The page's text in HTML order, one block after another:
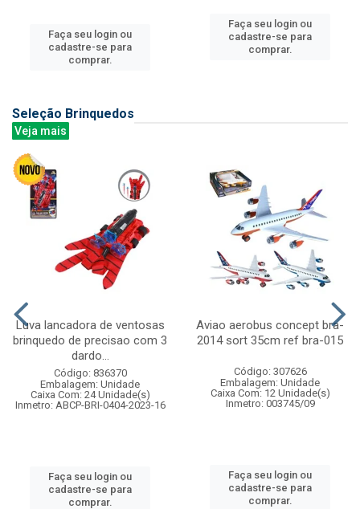
Faça seu login ou
cadastre-se para
comprar.
Faça seu login ou
cadastre-se para
comprar.
Seleção Brinquedos
Veja mais
Luva lancadora de ventosas
brinquedo de precisao com 3
dardo...
Código: 836370
Embalagem: Unidade
Caixa Com: 24 Unidade(s)
Inmetro: ABCP-BRI-0404-2023-16
Faça seu login ou
cadastre-se para
comprar.
Aviao aerobus concept bra-
2014 sort 35cm ref bra-015
Código: 307626
Embalagem: Unidade
Caixa Com: 12 Unidade(s)
Inmetro: 003745/09
Faça seu login ou
cadastre-se para
comprar.